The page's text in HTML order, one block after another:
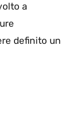
a
definito un